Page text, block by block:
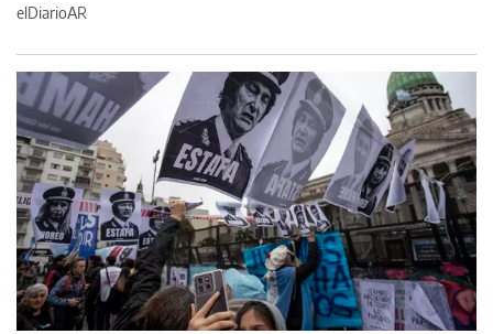
elDiarioAR